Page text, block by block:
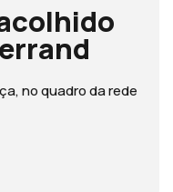
no quadro da rede